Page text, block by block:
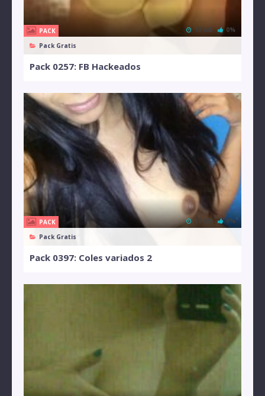
PACK
Pack Gratis
13 MB 0%
Pack 0257: FB Hackeados
PACK
Pack Gratis
10 MB 0%
Pack 0397: Coles variados 2